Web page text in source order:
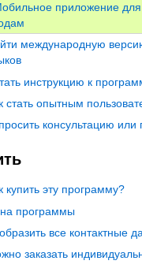
приложение для
международную
инструкцию к
стать опытным
консультацию
купить эту программу?
программы
все контактные
заказать